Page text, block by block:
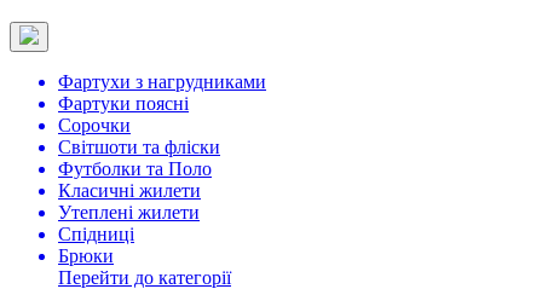
Фартухи з нагрудниками
Фартуки поясні
Сорочки
Світшоти та фліски
Футболки та Поло
Класичні жилети
Утеплені жилети
Спідниці
Брюки
Перейти до категорії